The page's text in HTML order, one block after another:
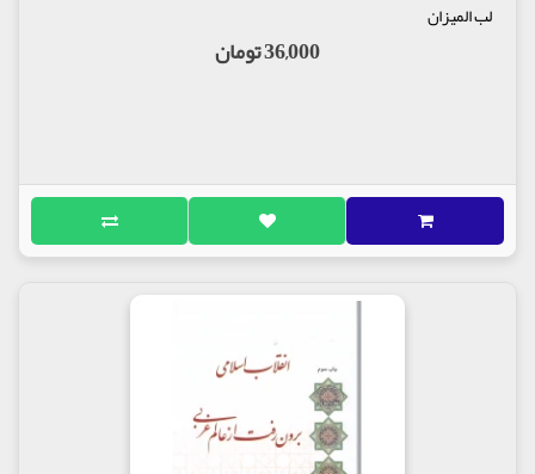
لب المیزان
36,000 تومان